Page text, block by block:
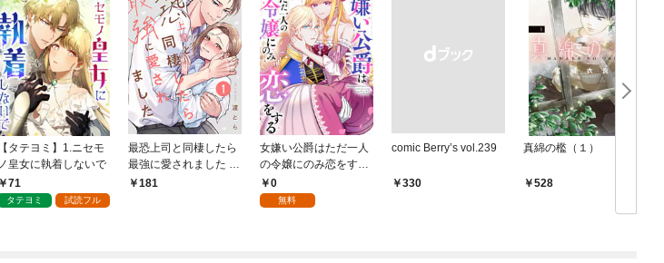
【タテヨミ】1.ニセモ
ノ皇女に執着しないで
71
タテヨミ 試読フル
最恐上司と同棲したら
最強に愛されました 1
巻181
女嫌い公爵はただ一人
の令嬢にのみ恋をする
（分冊版）第１話
0
無料
comic Berry’s vol.239
￥330
真綿の檻（１）
528